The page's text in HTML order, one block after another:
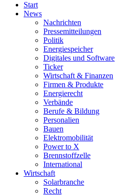
Start
News
Nachrichten
Pressemitteilungen
Politik
Energiespeicher
Digitales und Software
Ticker
Wirtschaft & Finanzen
Firmen & Produkte
Energierecht
Verbände
Berufe & Bildung
Personalien
Bauen
Elektromobilität
Power to X
Brennstoffzelle
International
Wirtschaft
Solarbranche
Recht